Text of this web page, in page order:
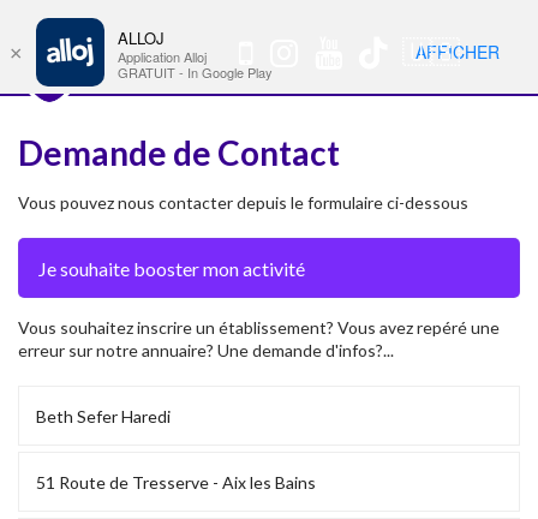
🇺🇸 Nav
Demande de Contact
Vous pouvez nous contacter depuis le formulaire ci-dessous
Vous souhaitez inscrire un établissement? Vous avez repéré une
erreur sur notre annuaire? Une demande d'infos?...
×
ALLOJ
Application Alloj
GRATUIT - In Google Play
AFFICHER